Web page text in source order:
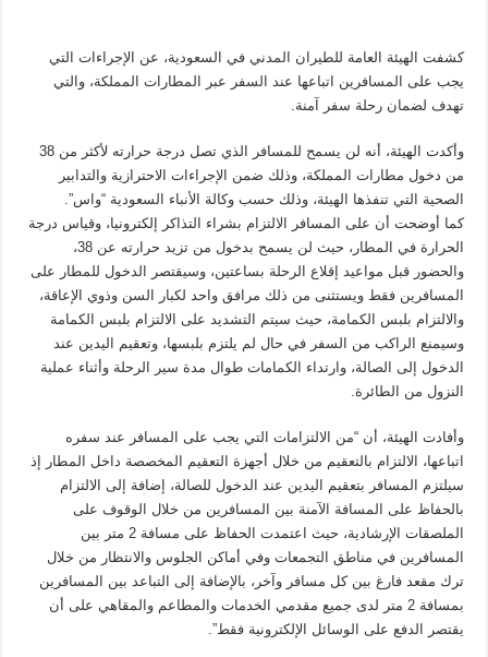
كشفت الهيئة العامة للطيران المدني في السعودية، عن الإجراءات التي
يجب على المسافرين اتباعها عند السفر عبر المطارات المملكة، والتي
تهدف لضمان رحلة سفر آمنة.
وأكدت الهيئة، أنه لن يسمح للمسافر الذي تصل درجة حرارته لأكثر من 38
من دخول مطارات المملكة، وذلك ضمن الإجراءات الاحترازية والتدابير
الصحية التي تنفذها الهيئة، وذلك حسب وكالة الأنباء السعودية “واس”.
كما أوضحت أن على المسافر الالتزام بشراء التذاكر إلكترونيا، وقياس درجة
الحرارة في المطار، حيث لن يسمح بدخول من تزيد حرارته عن 38،
والحضور قبل مواعيد إقلاع الرحلة بساعتين، وسيقتصر الدخول للمطار على
المسافرين فقط ويستثنى من ذلك مرافق واحد لكبار السن وذوي الإعاقة،
والالتزام بلبس الكمامة، حيث سيتم التشديد على الالتزام بلبس الكمامة
وسيمنع الراكب من السفر في حال لم يلتزم بلبسها، وتعقيم اليدين عند
الدخول إلى الصالة، وارتداء الكمامات طوال مدة سير الرحلة وأثناء عملية
النزول من الطائرة.
وأفادت الهيئة، أن “من الالتزامات التي يجب على المسافر عند سفره
اتباعها، الالتزام بالتعقيم من خلال أجهزة التعقيم المخصصة داخل المطار إذ
سيلتزم المسافر بتعقيم اليدين عند الدخول للصالة، إضافة إلى الالتزام
بالحفاظ على المسافة الآمنة بين المسافرين من خلال الوقوف على
الملصقات الإرشادية، حيث اعتمدت الحفاظ على مسافة 2 متر بين
المسافرين في مناطق التجمعات وفي أماكن الجلوس والانتظار من خلال
ترك مقعد فارغ بين كل مسافر وآخر، بالإضافة إلى ‏‎التباعد بين المسافرين
بمسافة 2 متر لدى جميع مقدمي الخدمات والمطاعم والمقاهي على أن
يقتصر الدفع على الوسائل الإلكترونية فقط”.